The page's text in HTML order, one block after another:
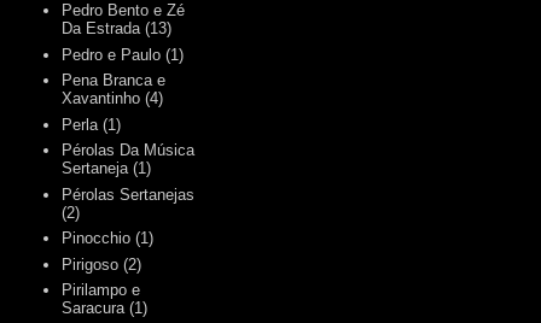
Pedro Bento e Zé
Da Estrada (13)
Pedro e Paulo (1)
Pena Branca e
Xavantinho (4)
Perla (1)
Pérolas Da Música
Sertaneja (1)
Pérolas Sertanejas
(2)
Pinocchio (1)
Pirigoso (2)
Pirilampo e
Saracura (1)